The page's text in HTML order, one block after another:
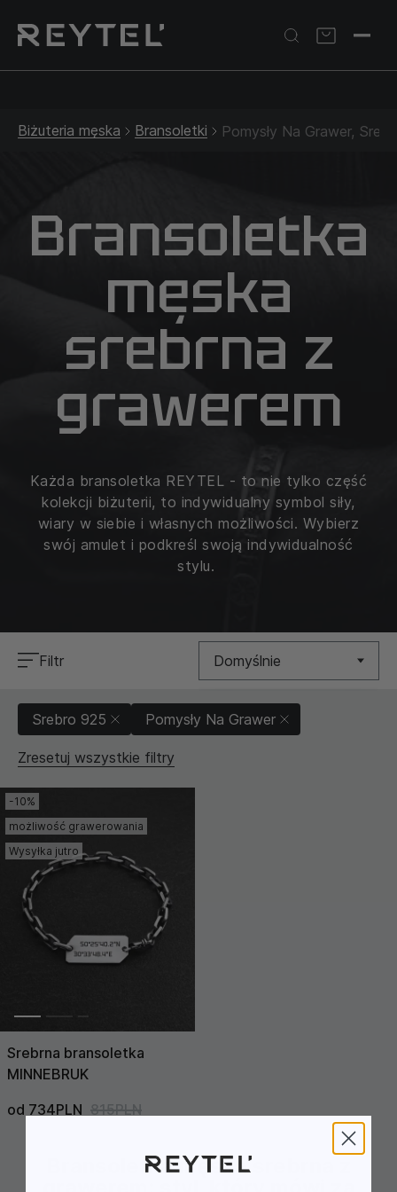
Biżuteria męska Bransoletki Pomysły Na Grawer,
Bransoletka
męska
srebrna z
grawerem
Każda bransoletka REYTEL - to nie tylko część
kolekcji biżuterii, to indywidualny symbol siły,
wiary w siebie i własnych możliwości. Wybierz
swój amulet i podkreśl swoją indywidualność
stylu.
Filtr Domyślnie
Nowość
Złota biżuteria: –30% | Do 31.08
Srebro 925 Pomysły Na Grawer
Zresetuj wszystkie filtry
-10%
możliwość grawerowania
Wysyłka jutro
Srebrna bransoletka
MINNEBRUK
od 734PLN 815PLN
Bransoletka męska srebrna z